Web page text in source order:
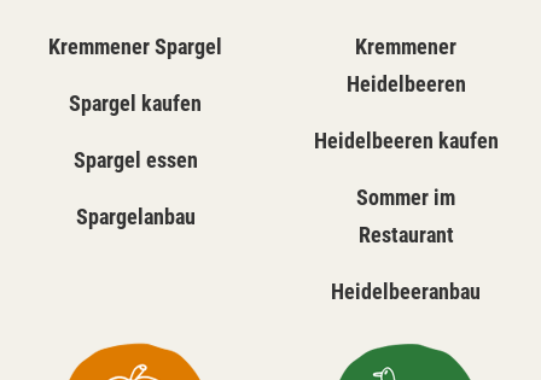
Kremmener Spargel
Spargel kaufen
Spargel essen
Spargelanbau
Kremmener
Heidelbeeren
Heidelbeeren kaufen
Sommer im
Restaurant
Heidelbeeranbau